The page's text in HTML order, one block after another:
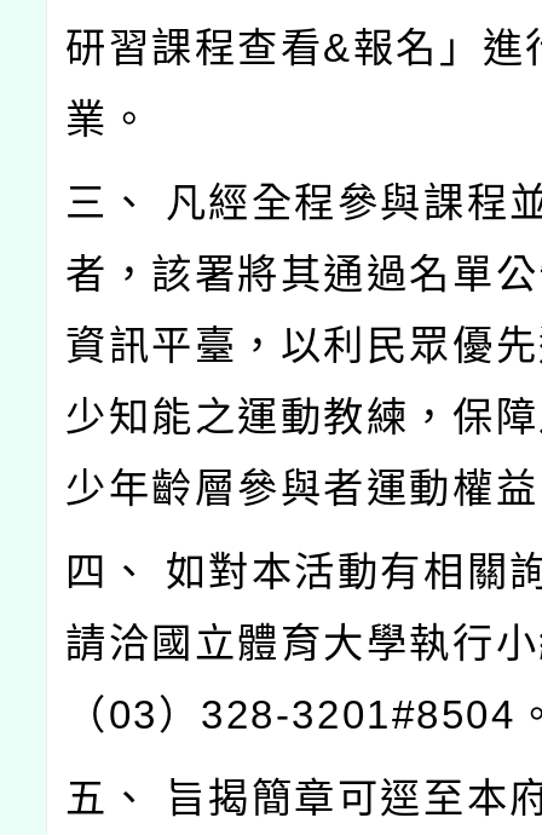
研習課程查看&報名」進
業。
三、 凡經全程參與課程
者，該署將其通過名單
資訊平臺，以利民眾優
少知能之運動教練，保
少年齡層參與者運動權
四、 如對本活動有相關
請洽國立體育大學執行
（03）328-3201#8504
五、 旨揭簡章可逕至本